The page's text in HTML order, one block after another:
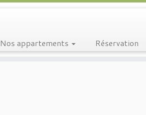
Nos appartements Réservation